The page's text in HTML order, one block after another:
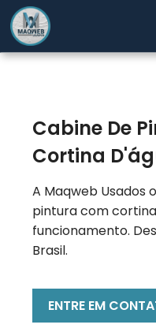
Cabine De
Cortina
A Maqweb Usados
pintura com
funcionamento.
Brasil.
ENTRE EM